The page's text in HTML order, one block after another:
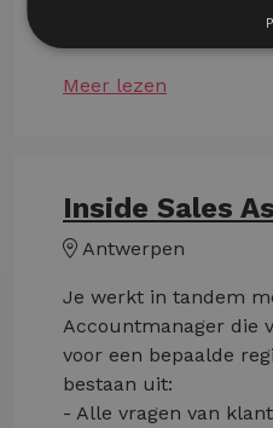
Meer lezen
Inside Sales
Antwerpen
Je werkt in tandem
Accountmanager die
voor een bepaalde
bestaan uit:
- Alle vragen van